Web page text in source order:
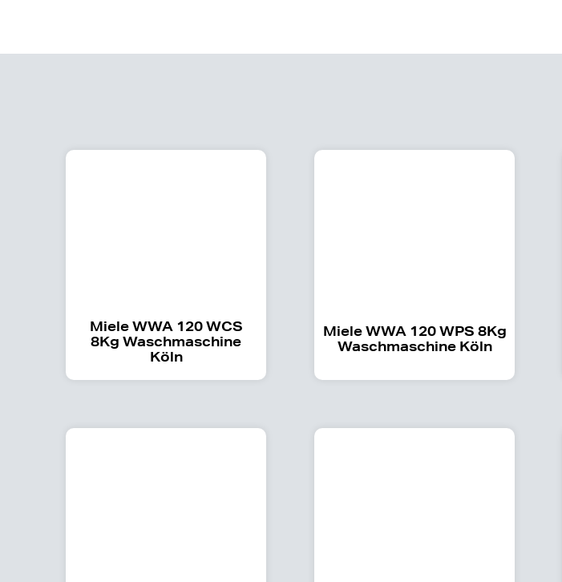
Miele WWA 120 WCS
8Kg Waschmaschine
Köln
Miele WWA 120 WPS 8Kg
Waschmaschine Köln